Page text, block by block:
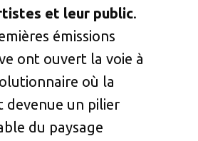
et leur public.
émissions
ont ouvert la voie à
où la
devenue un pilier
du paysage